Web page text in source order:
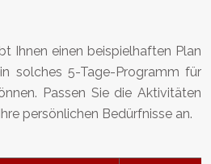
Ihnen einen beispielhaften Plan
solches 5-Tage-Programm für
Passen Sie die Aktivitäten
persönlichen Bedürfnisse an.